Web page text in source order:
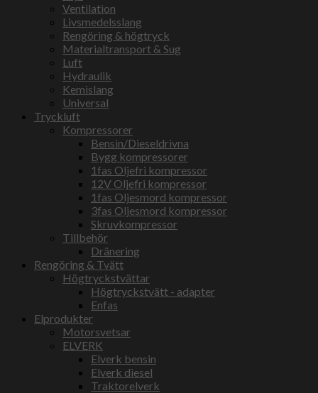
Ventilation
Livsmedelsslang
Rengöring & högtryck
Materialtransport & Sug
Luft
Hydraulik
Kemislang
Universal
Tryckluft
Kompressorer
Bensin/Dieseldrivna
Bygg kompressorer
1fas Oljefri kompressor
12V Oljefri kompressor
1fas Oljesmord kompressor
3fas Oljesmord kompressor
Skruvkompressor
Tillbehör
Dränering
Rengöring & Tvätt
Högtryckstvättar
Högtryckstvätt - adapter
Enfas
Elprodukter
Motorsvetsar
ELVERK
Elverk bensin
Elverk diesel
Traktorelverk